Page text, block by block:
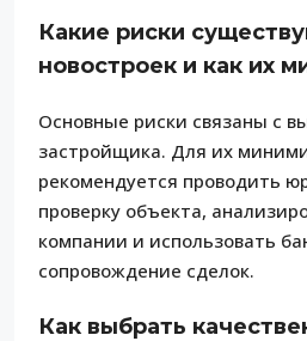
Какие риски
новостроек и как их
Основные риски связаны с
застройщика. Для их
рекомендуется проводить
проверку объекта,
компании и использовать
сопровождение сделок.
Как выбрать